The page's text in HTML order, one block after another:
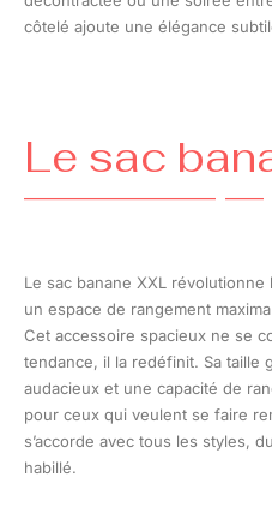
côtelé ajoute une élégance
Le sac
Le sac banane XXL
un espace de rangement
Cet accessoire spacieux ne se
tendance, il la redéfinit. Sa taille
audacieux et une capacité de
pour ceux qui veulent se faire
s’accorde avec tous les styles,
habillé.